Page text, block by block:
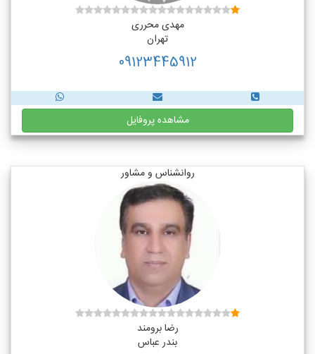
مهدی محرری
تهران
09123445912
مشاهده پروفایل
روانشناس و مشاور
رضا برومند
بندر عباس